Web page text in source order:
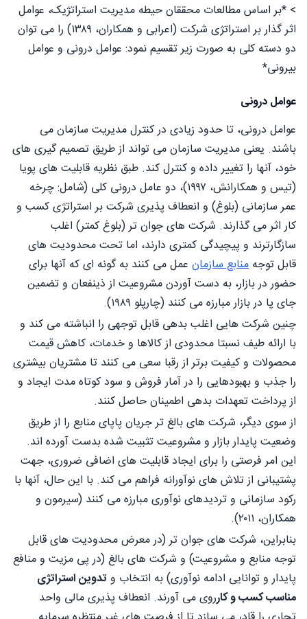
> *بر اساس مطالعات محققان حیطه مدیریت استراتژیک، عوامل
اثر گذار بر استراتژی شرکت (اعرابی و همکاران، ۱۳۸۹) را می توان
دو دسته کلی به صورت زیر تقسیم نمود: عوامل درونی و عوامل
بیرونی*
عوامل درونی
عوامل درونی، تا حدود زیادی در کنترل مدیریت سازمان می
باشند. یعنی مدیریت سازمان می تواند از طريق تصمیم گیری های
خود، آنها را تغییر داده و کنترل کند. طبق نظریه قابلیت های پویا
(تیس و همکارانش، ۱۹۹۷)، دو عامل درونی کلی (شامل: چرخه
عمر سازمانی (بلوغ) و انعطاف پذیری شرکت بر استراتژی کسب و
کار اثر می گذارند. شرکت های جوان تر (بلوغ کمتر) اغلب
سازگارترند و پیچیدگی کمتری دارند، اما تحت محدودیت های
قابل توجه منابع سازمان عمل می کنند به گونه ای که آنها برای
حضور در بازار، به دست آوردن مشروعیت از ذینفعان و تضمین
جای پا در بازار مبارزه می کنند (چارپلو ۱۹۸۹).
چنین شرکت هایی اغلب بدهی قابل توجهی را انباشته می کند و
با ارائه طیف نسبتا محدودی از کالاها و خدمات، کاهش قیمت
محصولات و کیفیت برتر از رقبا سعی می کنند تا مشتریان بیشتری
را جذب و بهبودهایی را در آمار فروش و سود کوتاه مدت ایجاد و
از پرداخت تعهدات بدهی اطمینان حاصل کنند.
از سوی دیگر، شرکت های بالغ تر جریان پاپای منابع را از طریق
وضعیت پایدار بازار و مشروعیت تثبیت شده بدست آورده اند.
این امر فرصتی را برای ایجاد قابلیت های اضافی ضروری، جهت
پشتیبانی از تلاش های نوآورانه فراهم می کند. با این حال، آنها با
رکود سازمانی و تردیدهای نوآوری مبارزه می کنند (سیرمون و
همکاران، ۲۰۱۱).
بنابراین، شرکت های جوان تر (در معرض محدودیت های قابل
توجه منابع و مشروعیت) و شرکت های بالغ (در پی مزیت و منافع
پایدار و توانایی ادامه نوآوری) به انتخاب و تدوین استراتژی
مناسب کسب و کارروی می آورند. انعطاف پذیری مالی واحد